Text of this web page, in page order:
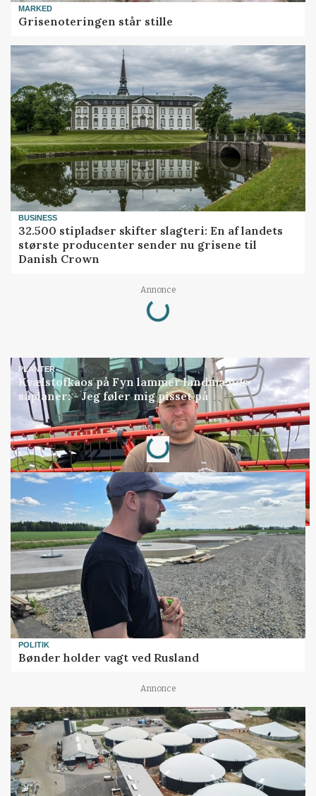
MARKED
Grisenoteringen står stille
BUSINESS
32.500 stipladser skifter slagteri: En af landets
største producenter sender nu grisene til
Danish Crown
Annonce
Loading...
PLANTER
Kvælstofkaos på Fyn lammer landmænds
såplaner: - Jeg føler mig pisset på
Annonce
Loading...
POLITIK
Bønder holder vagt ved Rusland
Annonce